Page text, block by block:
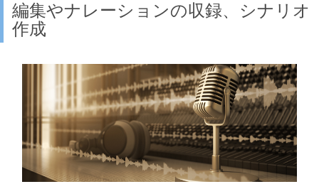
編集やナレーションの収録、シナリオ
作成